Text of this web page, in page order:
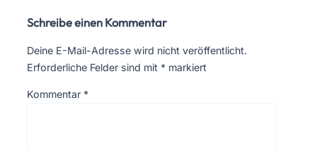
Schreibe einen Kommentar
Deine E-Mail-Adresse wird nicht veröffentlicht.
Erforderliche Felder sind mit * markiert
Kommentar *